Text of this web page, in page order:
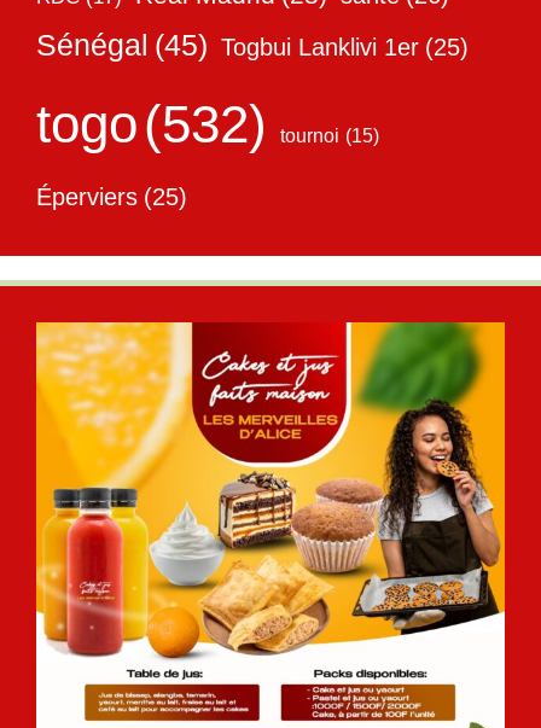
Sénégal (45) Togbui Lanklivi 1er (25)
togo(532) tournoi (15)
Éperviers (25)